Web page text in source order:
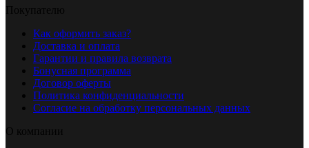
Покупателю
Как оформить заказ?
Доставка и оплата
Гарантии и правила возврата
Бонусная программа
Договор оферты
Политика конфиденциальности
Согласие на обработку персональных данных
О компании